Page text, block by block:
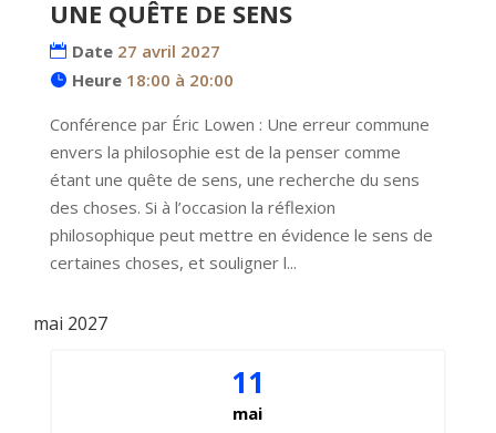
UNE QUÊTE DE SENS
Date 27 avril 2027
Heure 18:00 à 20:00
Conférence par Éric Lowen : Une erreur commune
envers la philosophie est de la penser comme
étant une quête de sens, une recherche du sens
des choses. Si à l’occasion la réflexion
philosophique peut mettre en évidence le sens de
certaines choses, et souligner l...
mai 2027
11
mai